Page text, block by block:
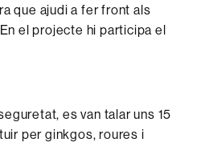
que ajudi a fer front als
el projecte hi participa el
es van talar uns 15
per ginkgos, roures i